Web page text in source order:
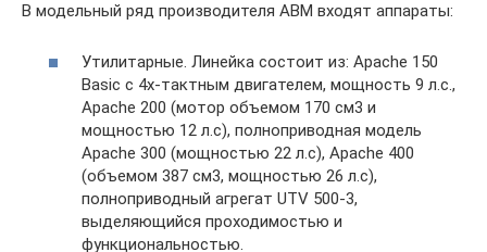
В модельный ряд производителя АВМ входят аппараты:
Утилитарные. Линейка состоит из: Apache 150
Basic с 4х-тактным двигателем, мощность 9 л.с.,
Apache 200 (мотор объемом 170 см3 и
мощностью 12 л.с), полноприводная модель
Apache 300 (мощностью 22 л.с), Apache 400
(объемом 387 см3, мощностью 26 л.с),
полноприводный агрегат UTV 500-3,
выделяющийся проходимостью и
функциональностью.